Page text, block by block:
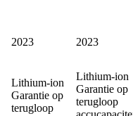
2023
2023
Lithium-ion
Garantie op
terugloop
Lithium-ion
Garantie op
terugloop